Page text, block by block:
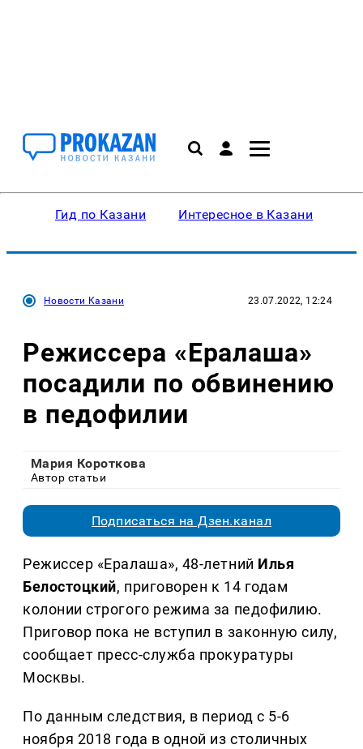
Гид по Казани Интересное в Казани
Новости Казани 23.07.2022, 12:24
Режиссера «Ералаша»
посадили по обвинению
в педофилии
Мария Короткова
Автор статьи
Подписаться на Дзен.канал
Режиссер «Ералаша», 48-летний Илья
Белостоцкий, приговорен к 14 годам
колонии строгого режима за педофилию.
Приговор пока не вступил в законную силу,
сообщает пресс-служба прокуратуры
Москвы.
По данным следствия, в период с 5-6
ноября 2018 года в одной из столичных